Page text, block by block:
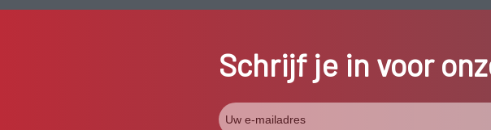
Schrijf je in voor